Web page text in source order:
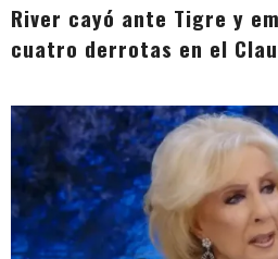
River cayó ante Tigre y
cuatro derrotas en el